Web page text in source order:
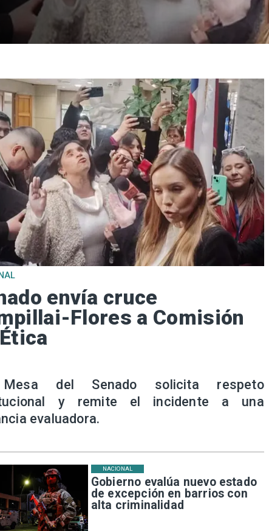
Gobierno evalúa nuevo estado
de excepción en barrios con
alta criminalidad
NACIONAL
envía cruce
Flores a Comisión
del Senado solicita respeto
y remite el incidente a una
evaluadora.